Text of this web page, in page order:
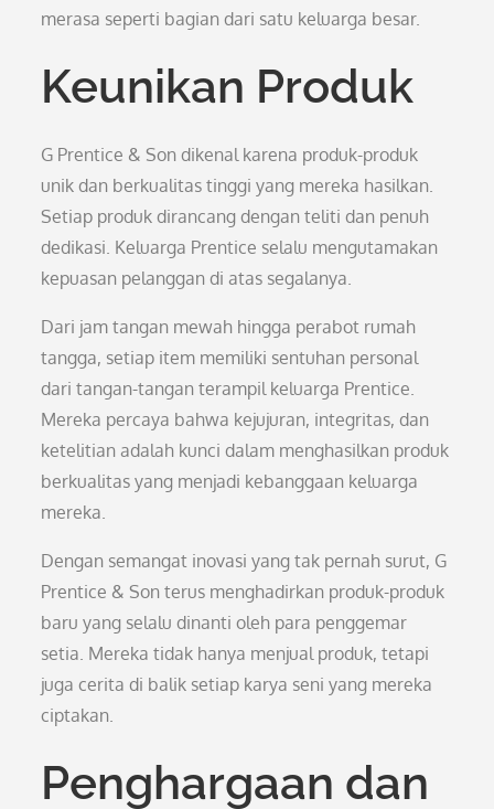
merasa seperti bagian dari satu keluarga besar.
Keunikan Produk
G Prentice & Son dikenal karena produk-produk
unik dan berkualitas tinggi yang mereka hasilkan.
Setiap produk dirancang dengan teliti dan penuh
dedikasi. Keluarga Prentice selalu mengutamakan
kepuasan pelanggan di atas segalanya.
Dari jam tangan mewah hingga perabot rumah
tangga, setiap item memiliki sentuhan personal
dari tangan-tangan terampil keluarga Prentice.
Mereka percaya bahwa kejujuran, integritas, dan
ketelitian adalah kunci dalam menghasilkan produk
berkualitas yang menjadi kebanggaan keluarga
mereka.
Dengan semangat inovasi yang tak pernah surut, G
Prentice & Son terus menghadirkan produk-produk
baru yang selalu dinanti oleh para penggemar
setia. Mereka tidak hanya menjual produk, tetapi
juga cerita di balik setiap karya seni yang mereka
ciptakan.
Penghargaan dan